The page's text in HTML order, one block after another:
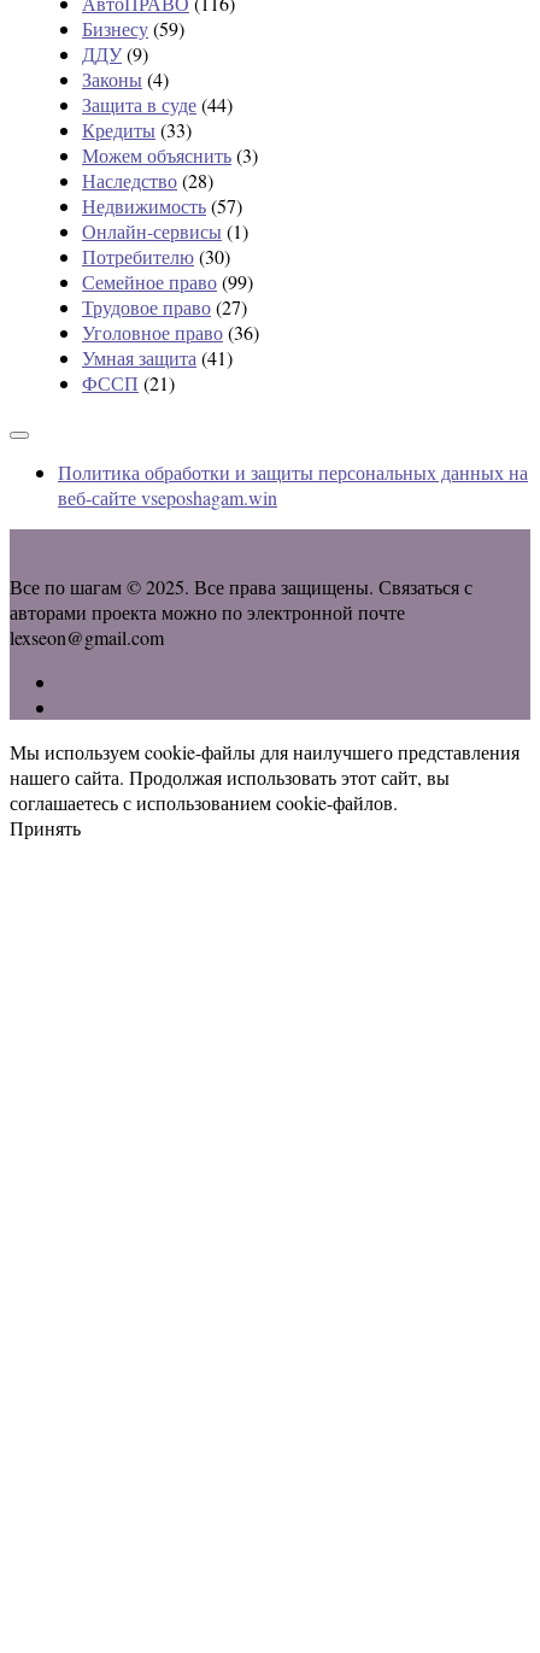
Бизнесу(59)
ДДУ(9)
Законы(4)
Защита в суде(44)
Кредиты(33)
Можем объяснить(3)
Наследство(28)
Недвижимость(57)
Онлайн-сервисы(1)
Потребителю(30)
Семейное право(99)
Трудовое право(27)
Уголовное право(36)
Умная защита (41)
ФССП (21)
Политика обработки и защиты персональных данных на
веб-сайте vseposhagam.win
Все по шагам © 2025. Все права защищены. Связаться с
авторами проекта можно по электронной почте
lexseon@gmail.com
Мы используем cookie-файлы для наилучшего представления
нашего сайта. Продолжая использовать этот сайт, вы
соглашаетесь с использованием cookie-файлов.
Принять